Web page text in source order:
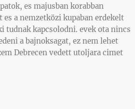
es majusban korabban
es a nemzetközi kupaban erdekelt
tudnak kapcsolodni. evek ota nincs
a bajnoksagat, ez nem lehet
Debrecen vedett utoljara cimet